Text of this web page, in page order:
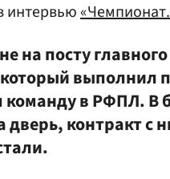
интервью
на посту
выполнил
команду в РФПЛ. В
дверь, контракт с